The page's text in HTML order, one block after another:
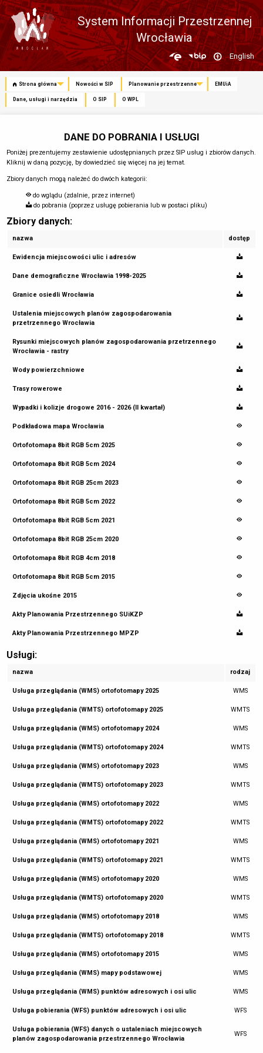
System Informacji Przestrzennej
Wrocławia
Zmień
język
English
Strona główna Nowości w SIP Planowanie przestrzenne EMUiA
Dane, usługi i narzędzia O SIP O WPL
DANE DO POBRANIA I USŁUGI
Poniżej prezentujemy zestawienie udostępnianych przez SIP usług i zbiorów danych.
Kliknij w daną pozycję, by dowiedzieć się więcej na jej temat.
Zbiory danych mogą należeć do dwóch kategorii:
do wglądu (zdalnie, przez internet)
do pobrania (poprzez usługę pobierania lub w postaci pliku)
Zbiory danych:
nazwa dostęp
Ewidencja miejscowości ulic i adresów
Dane demograficzne Wrocławia 1998-2025
Granice osiedli Wrocławia
Ustalenia miejscowych planów zagospodarowania
przetrzennego Wrocławia
Rysunki miejscowych planów zagospodarowania przetrzennego
Wrocławia - rastry
Wody powierzchniowe
Trasy rowerowe
Wypadki i kolizje drogowe 2016 - 2026 (II kwartał)
Podkładowa mapa Wrocławia
Ortofotomapa 8bit RGB 5cm 2025
Ortofotomapa 8bit RGB 5cm 2024
Ortofotomapa 8bit RGB 25cm 2023
Ortofotomapa 8bit RGB 5cm 2022
Ortofotomapa 8bit RGB 5cm 2021
Ortofotomapa 8bit RGB 25cm 2020
Ortofotomapa 8bit RGB 4cm 2018
Ortofotomapa 8bit RGB 5cm 2015
Zdjęcia ukośne 2015
Akty Planowania Przestrzennego SUiKZP
Akty Planowania Przestrzennego MPZP
Usługi:
nazwa rodzaj
Usługa przeglądania (WMS) ortofotomapy 2025 WMS
Usługa przeglądania (WMTS) ortofotomapy 2025 WMTS
Usługa przeglądania (WMS) ortofotomapy 2024 WMS
Usługa przeglądania (WMTS) ortofotomapy 2024 WMTS
Usługa przeglądania (WMS) ortofotomapy 2023 WMS
Usługa przeglądania (WMTS) ortofotomapy 2023 WMTS
Usługa przeglądania (WMS) ortofotomapy 2022 WMS
Usługa przeglądania (WMTS) ortofotomapy 2022 WMTS
Usługa przeglądania (WMS) ortofotomapy 2021 WMS
Usługa przeglądania (WMTS) ortofotomapy 2021 WMTS
Usługa przeglądania (WMS) ortofotomapy 2020 WMS
Usługa przeglądania (WMTS) ortofotomapy 2020 WMTS
Usługa przeglądania (WMS) ortofotomapy 2018 WMS
Usługa przeglądania (WMTS) ortofotomapy 2018 WMTS
Usługa przeglądania (WMS) ortofotomapy 2015 WMS
Usługa przeglądania (WMS) mapy podstawowej WMS
Usługa przeglądania (WMS) punktów adresowych i osi ulic WMS
Usługa pobierania (WFS) punktów adresowych i osi ulic WFS
Usługa pobierania (WFS) danych o ustaleniach miejscowych
planów zagospodarowania przestrzennego Wrocławia
WFS